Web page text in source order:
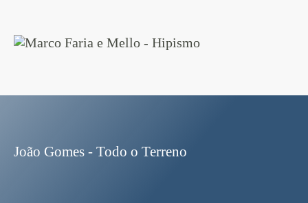
João Gomes - Todo o Terreno